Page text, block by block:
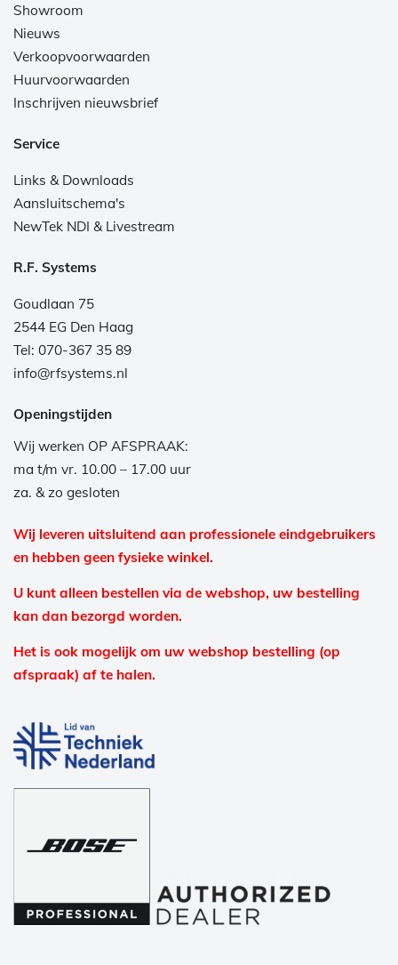
Showroom
Nieuws
Verkoopvoorwaarden
Huurvoorwaarden
Inschrijven nieuwsbrief
Service
Links & Downloads
Aansluitschema's
NewTek NDI & Livestream
R.F. Systems
Goudlaan 75
2544 EG Den Haag
Tel: 070-367 35 89
info@rfsystems.nl
Openingstijden
Wij werken OP AFSPRAAK:
ma t/m vr. 10.00 – 17.00 uur
za. & zo gesloten
Wij leveren uitsluitend aan professionele eindgebruikers
en hebben geen fysieke winkel.
U kunt alleen bestellen via de webshop, uw bestelling
kan dan bezorgd worden.
Het is ook mogelijk om uw webshop bestelling (op
afspraak) af te halen.